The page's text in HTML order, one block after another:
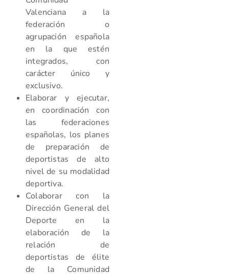
Valenciana a la
federación o
agrupación española
en la que estén
integrados, con
carácter único y
exclusivo.
Elaborar y ejecutar,
en coordinación con
las federaciones
españolas, los planes
de preparación de
deportistas de alto
nivel de su modalidad
deportiva.
Colaborar con la
Dirección General del
Deporte en la
elaboración de la
relación de
deportistas de élite
de la Comunidad